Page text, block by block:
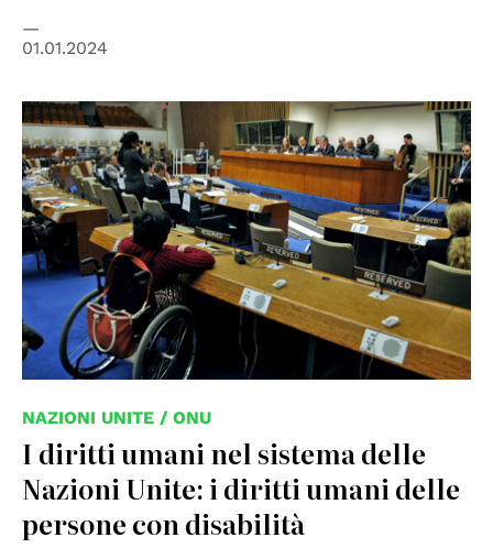
01.01.2024
© UN Photo
NAZIONI UNITE / ONU
I diritti umani nel sistema delle
Nazioni Unite: i diritti umani delle
persone con disabilità